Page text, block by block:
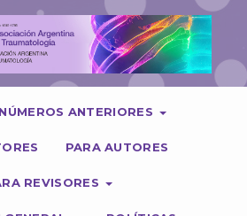
NÚMEROS ANTERIORES
PARA AUTORES
REVISORES